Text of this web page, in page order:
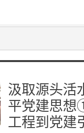
汲取源头活
平党建思想
工程到党建